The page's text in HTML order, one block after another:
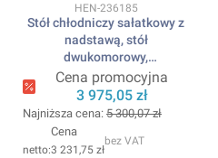
Kod produktu
HEN-236185
Stół chłodniczy sałatkowy z
nadstawą, stół
dwukomorowy,
900x695x(H)1270mm
ARKTIC
Cena promocyjna
3 975,05 zł
Najniższa cena: 5 300,07 zł
Cena
3 231,75 zł
bez VAT